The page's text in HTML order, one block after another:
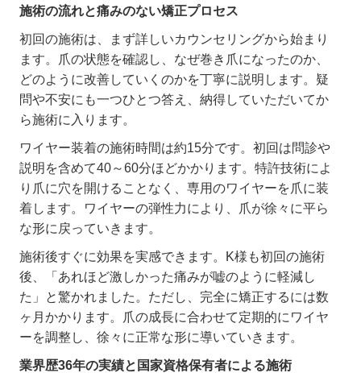
施術の流れと痛みのない矯正プロセス
初回の施術は、まず詳しいカウンセリングから始まり
ます。爪の状態を確認し、なぜ巻き爪になったのか、
どのように改善していくのかを丁寧に説明します。疑
問や不安にも一つひとつ答え、納得していただいてか
ら施術に入ります。
ワイヤー装着の施術時間は約15分です。初回は問診や
説明を含めて40～60分ほどかかります。特許技術によ
り爪に穴を開けることなく、専用のワイヤーを爪に装
着します。ワイヤーの弾性力により、爪が徐々に平ら
な形に戻っていきます。
施術後すぐに効果を実感できます。 K様も初回の施術
後、「あれほど激しかった痛みが嘘のように軽減し
た」と驚かれました。ただし、完全に矯正するには数
ヶ月かかります。爪の成長に合わせて定期的にワイヤ
ーを調整し、徐々に正常な形に導いていきます。
業界歴36年の実績と国家資格保有者による施術